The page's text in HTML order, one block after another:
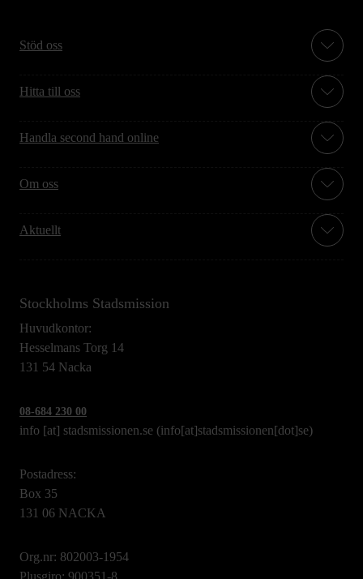
Stöd oss
Hitta till oss
Handla second hand online
Om oss
Aktuellt
Stockholms Stadsmission
Huvudkontor:
Hesselmans Torg 14
131 54 Nacka
08-684 230 00
info [at] stadsmissionen.se (info[at]stadsmissionen[dot]se)
Postadress:
Box 35
131 06 NACKA
Org.nr: 802003-1954